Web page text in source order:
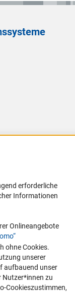
erforderliche
Informationen
Onlineangebote
ohne Cookies.
unserer
aufbauend unser
Nutzer*innen zu
Cookieszustimmen,